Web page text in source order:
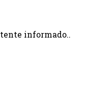
informado..